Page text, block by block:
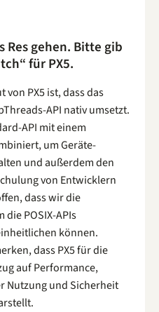
Res gehen. Bitte gib
für PX5.
PX5 ist, dass das
API nativ umsetzt.
API mit einem
um Geräte-
und außerdem den
von Entwicklern
dass wir die
POSIX-APIs
können.
dass PX5 für die
auf Performance,
Nutzung und Sicherheit